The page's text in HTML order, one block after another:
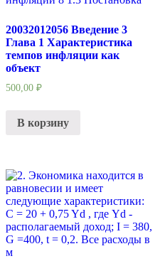
20032012056 Введение 3
Глава 1 Характеристика
темпов инфляции как
объект
500,00 ₽
В корзину